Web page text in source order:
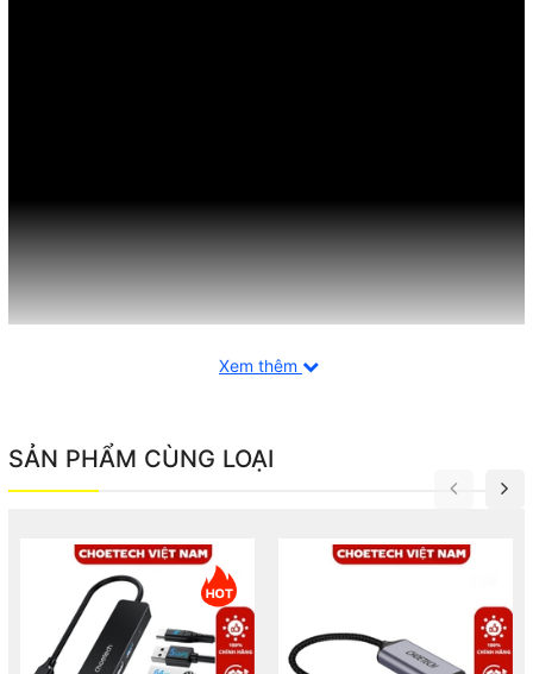
Xem thêm
SẢN PHẨM CÙNG LOẠI